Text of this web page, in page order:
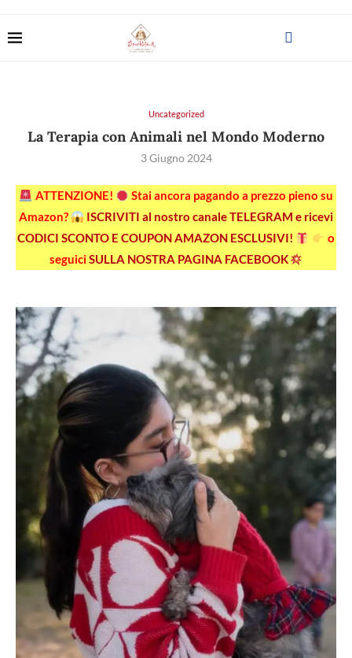
Uncategorized
La Terapia con Animali nel Mondo Moderno
3 Giugno 2024
ATTENZIONE!
Stai ancora pagando a prezzo pieno su
Amazon?
ISCRIVITI al nostro canale TELEGRAM e ricevi
CODICI SCONTO E COUPON AMAZON ESCLUSIVI!
o
seguiciSULLA NOSTRA PAGINA FACEBOOK